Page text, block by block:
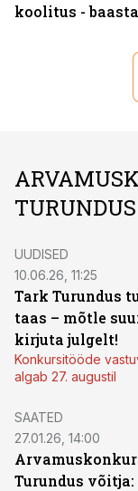
koolitus -
TURUNDUS
UUDISED
10.06.26, 11:25
Tark Turundus
taas – mõtle
kirjuta julgelt!
Konkursitööde
algab 27. augustil
SAATED
27.01.26, 14:00
Turundus võitja: